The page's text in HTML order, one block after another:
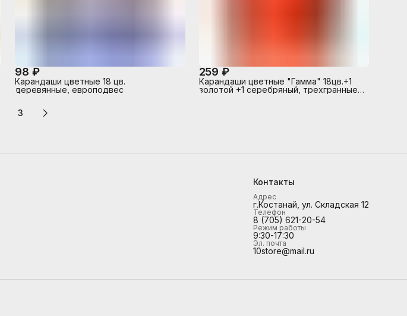
98 ₽
Карандаши цветные 18 цв.
деревянные, европодвес
259 ₽
Карандаши цветные "Гамма" 18цв.+1
золотой +1 серебряный, трехгранные,
3
Контакты
Адрес
г.Костанай, ул. Складская 12
Телефон
8 (705) 621-20-54
Режим работы
9:30-17:30
Эл. почта
10store@mail.ru